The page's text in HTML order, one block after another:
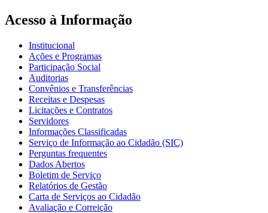
Acesso à Informação
Institucional
Ações e Programas
Participação Social
Auditorias
Convênios e Transferências
Receitas e Despesas
Licitações e Contratos
Servidores
Informações Classificadas
Serviço de Informação ao Cidadão (SIC)
Perguntas frequentes
Dados Abertos
Boletim de Serviço
Relatórios de Gestão
Carta de Serviços ao Cidadão
Avaliação e Correição